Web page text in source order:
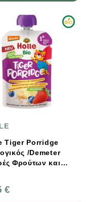
Tiger Porridge
/Demeter
Φρούτων και
€